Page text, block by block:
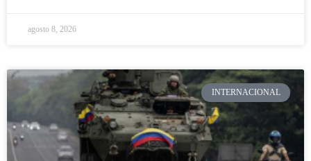
agosto 8, 2026
INTERNACIONAL